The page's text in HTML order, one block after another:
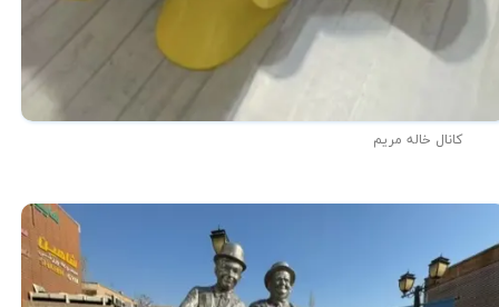
کانال خاله مریم